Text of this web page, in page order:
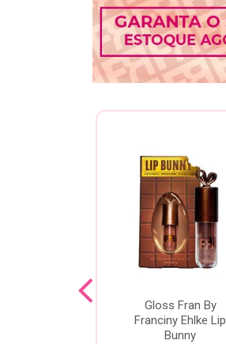
Gloss Fran By
Franciny Ehlke Lip
Bunny